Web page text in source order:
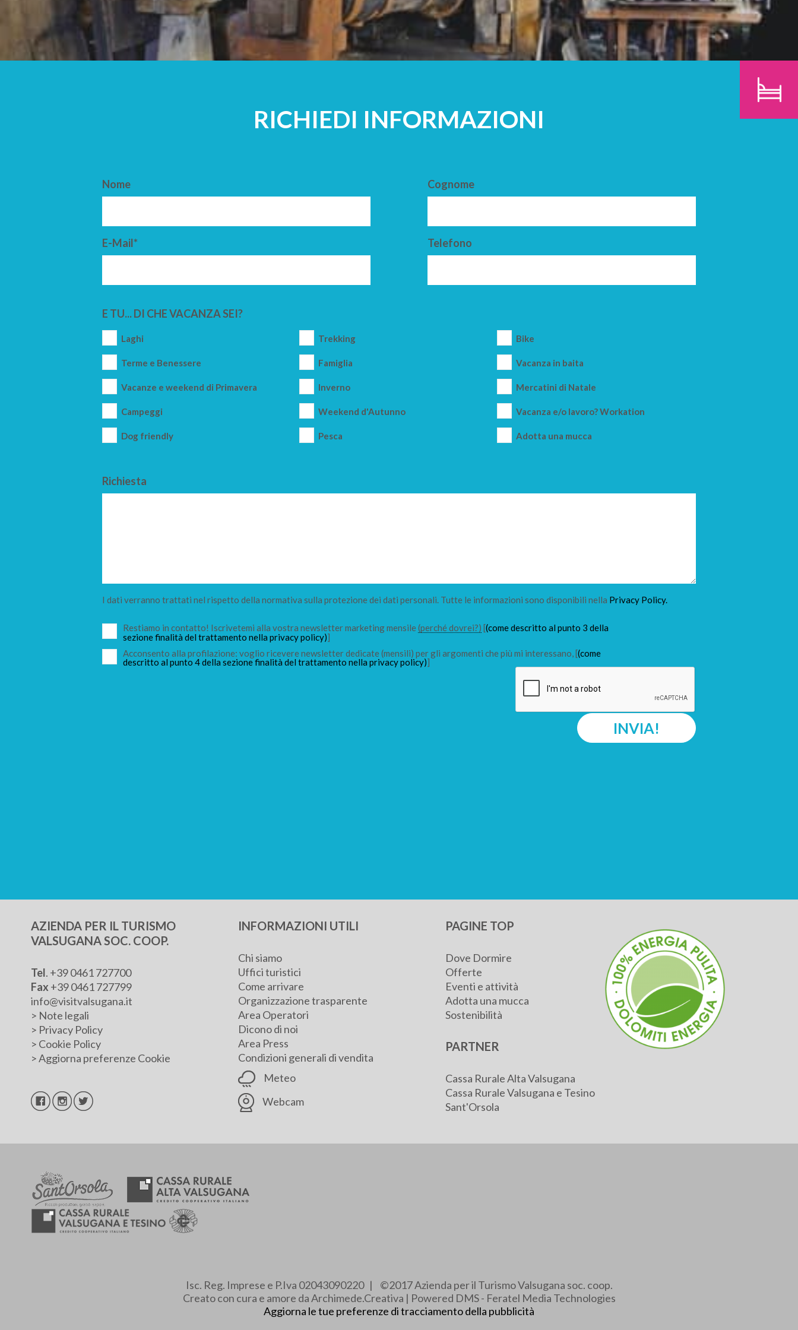
ARRIVO ADULTI BAMBINI
CERCA
RICHIEDI INFORMAZIONI
Nome Cognome
E-Mail* Telefono
E TU... DI CHE VACANZA SEI?
Laghi Trekking Bike
Terme e Benessere Famiglia Vacanza in baita
Vacanze e weekend di Primavera Inverno Mercatini di Natale
Campeggi Weekend d'Autunno Vacanza e/o lavoro? Workation
Dog friendly Pesca Adotta una mucca
Richiesta
I dati verranno trattati nel rispetto della normativa sulla protezione dei dati personali. Tutte le informazioni sono disponibili nella Privacy Policy.
Restiamo in contatto! Iscrivetemi alla vostra newsletter marketing mensile (perché dovrei?) [(come descritto al punto 3 della
sezione finalità del trattamento nella privacy policy)]
Acconsento alla profilazione: voglio ricevere newsletter dedicate (mensili) per gli argomenti che più mi interessano, [(come
descritto al punto 4 della sezione finalità del trattamento nella privacy policy)]
INVIA!
AZIENDA PER IL TURISMO
VALSUGANA SOC. COOP.
Tel. +39 0461 727700
Fax +39 0461 727799
info@visitvalsugana.it
> Note legali
> Privacy Policy
> Cookie Policy
>Aggiorna preferenze Cookie
INFORMAZIONI UTILI
Chi siamo
Uffici turistici
Come arrivare
Organizzazione trasparente
Area Operatori
Dicono di noi
Area Press
Condizioni generali di vendita
Meteo
Webcam
PAGINE TOP
Dove Dormire
Offerte
Eventi e attività
Adotta una mucca
Sostenibilità
PARTNER
Cassa Rurale Alta Valsugana
Cassa Rurale Valsugana e Tesino
Sant'Orsola
Isc. Reg. Imprese e P.Iva 02043090220 | ©2017 Azienda per il Turismo Valsugana soc. coop.
Creato con cura e amore da Archimede.Creativa | Powered DMS - Feratel Media Technologies
Aggiorna le tue preferenze di tracciamento della pubblicità